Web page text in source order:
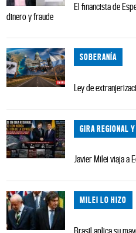
El financista de
dinero y fraude
SOBERANÍA
Ley de
GIRA REGIONAL
Javier Milei viaja a
MILEI LO HIZO
Brasil aplica su